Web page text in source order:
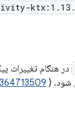
در هنگام تغییرات
شود. (